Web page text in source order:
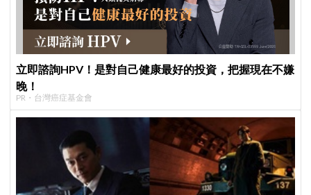
立即諮詢HPV！是對自己健康最好的投資，把握現在不嫌
晚！
PR・台灣癌症基金會